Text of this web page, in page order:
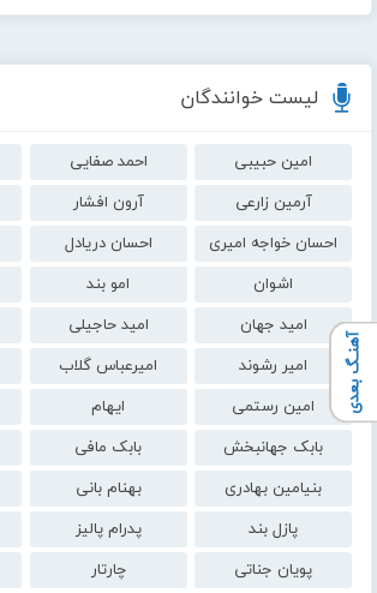
لیست خوانندگان
امین حبیبی احمد صفایی
آرمین زارعی
آرون افشار
احسان خواجه امیری
احسان دریادل
اشوان
امو بند
امید جهان
امید حاجیلی
امیر رشوند
امیرعباس گلاب
امین رستمی
ایهام
بابک جهانبخش
بابک مافی
بنیامین بهادری
بهنام بانی
پازل بند
پدرام پالیز
پویان جناتی
چارتار
آهنـگ بعدی